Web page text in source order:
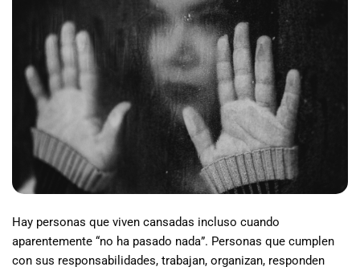
Hay personas que viven cansadas incluso cuando
aparentemente “no ha pasado nada”. Personas que cumplen
con sus responsabilidades, trabajan, organizan, responden